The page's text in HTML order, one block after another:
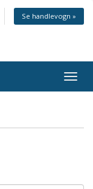
Se handlevogn »
Bytt